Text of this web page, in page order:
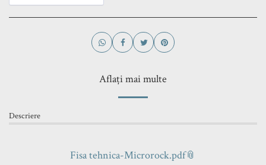
Aflați mai multe
Descriere
Fisa tehnica-Microrock.pdf